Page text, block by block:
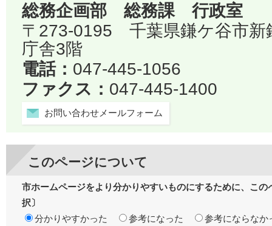
総務企画部 総務課 行政室
〒273-0195 千葉県鎌ケ谷市
庁舎3階
電話： 047-445-1056
ファクス： 047-445-1400
お問い合わせメールフォーム
このページについて
市ホームページをより分かりやすいものにするために、こ
択〕
分かりやすかった
参考になった 参考にならなか